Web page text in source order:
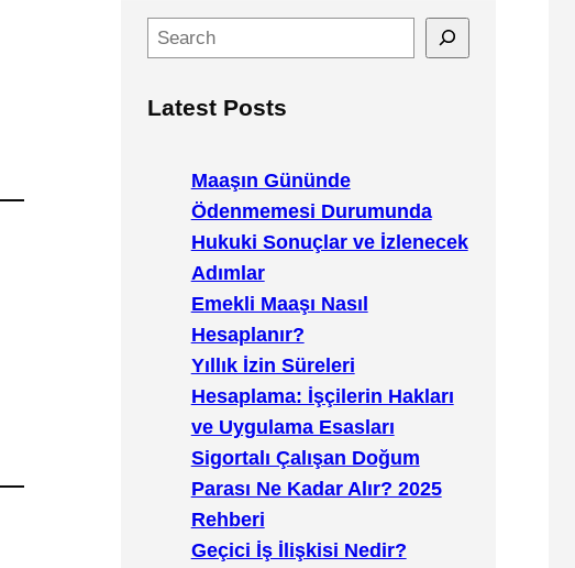
e
rLatest Posts
Maaşın Gününde
Ödenmemesi Durumunda
Hukuki Sonuçlar ve İzlenecek
Adımlar
Emekli Maaşı Nasıl
Hesaplanır?
Yıllık İzin Süreleri
Hesaplama: İşçilerin Hakları
ve Uygulama Esasları
Sigortalı Çalışan Doğum
Parası Ne Kadar Alır? 2025
Rehberi
Geçici İş İlişkisi Nedir?